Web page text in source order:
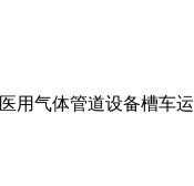
医用气体管道设备槽车运